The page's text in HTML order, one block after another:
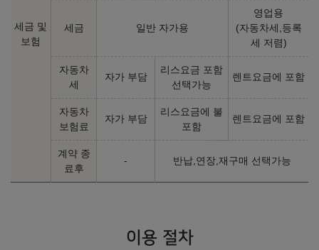
세금 및
보험
세금 일반 자가용
영업용
(자동차세,등록
세 저렴)
자동차
세
자가 부담
리스요금 포함
선택가능
렌트요금에 포함
자동차
보험료
자가 부담
리스요금에 불
포함
렌트요금에 포함
계약 종
료후
- 반납,연장,재구매 선택가능
이용 절차